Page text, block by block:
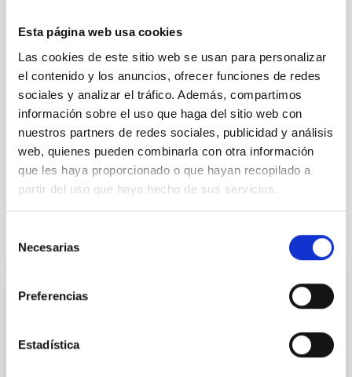
Esta página web usa cookies
Las cookies de este sitio web se usan para personalizar
el contenido y los anuncios, ofrecer funciones de redes
sociales y analizar el tráfico. Además, compartimos
información sobre el uso que haga del sitio web con
nuestros partners de redes sociales, publicidad y análisis
web, quienes pueden combinarla con otra información
que les haya proporcionado o que hayan recopilado a
partir del uso que haya hecho de sus servicios.
Necesarias
Preferencias
Estadística
TIPO DE EQUIPAMIENTO
LABORATORIO
Te puede interesar
Laboratorio de Mecatrónica
crear y diseñar sistemas que combinan
componentes mecánicos y electrónicos para lograr